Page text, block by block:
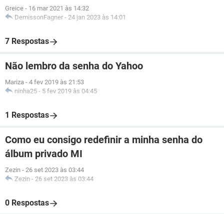
Greice - 16 mar 2021 às 14:32
DemissonFagner - 24 jan 2023 às 14:01
7 Respostas
Não lembro da senha do Yahoo
Mariza - 4 fev 2019 às 21:53
ninha25 - 5 fev 2019 às 04:45
1 Respostas
Como eu consigo redefinir a minha senha do
álbum privado MI
Zezin - 26 set 2023 às 03:44
Zezin - 26 set 2023 às 03:44
0 Respostas